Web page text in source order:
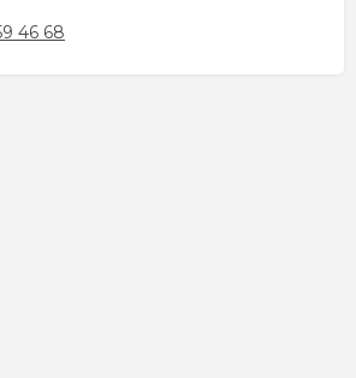
46 68